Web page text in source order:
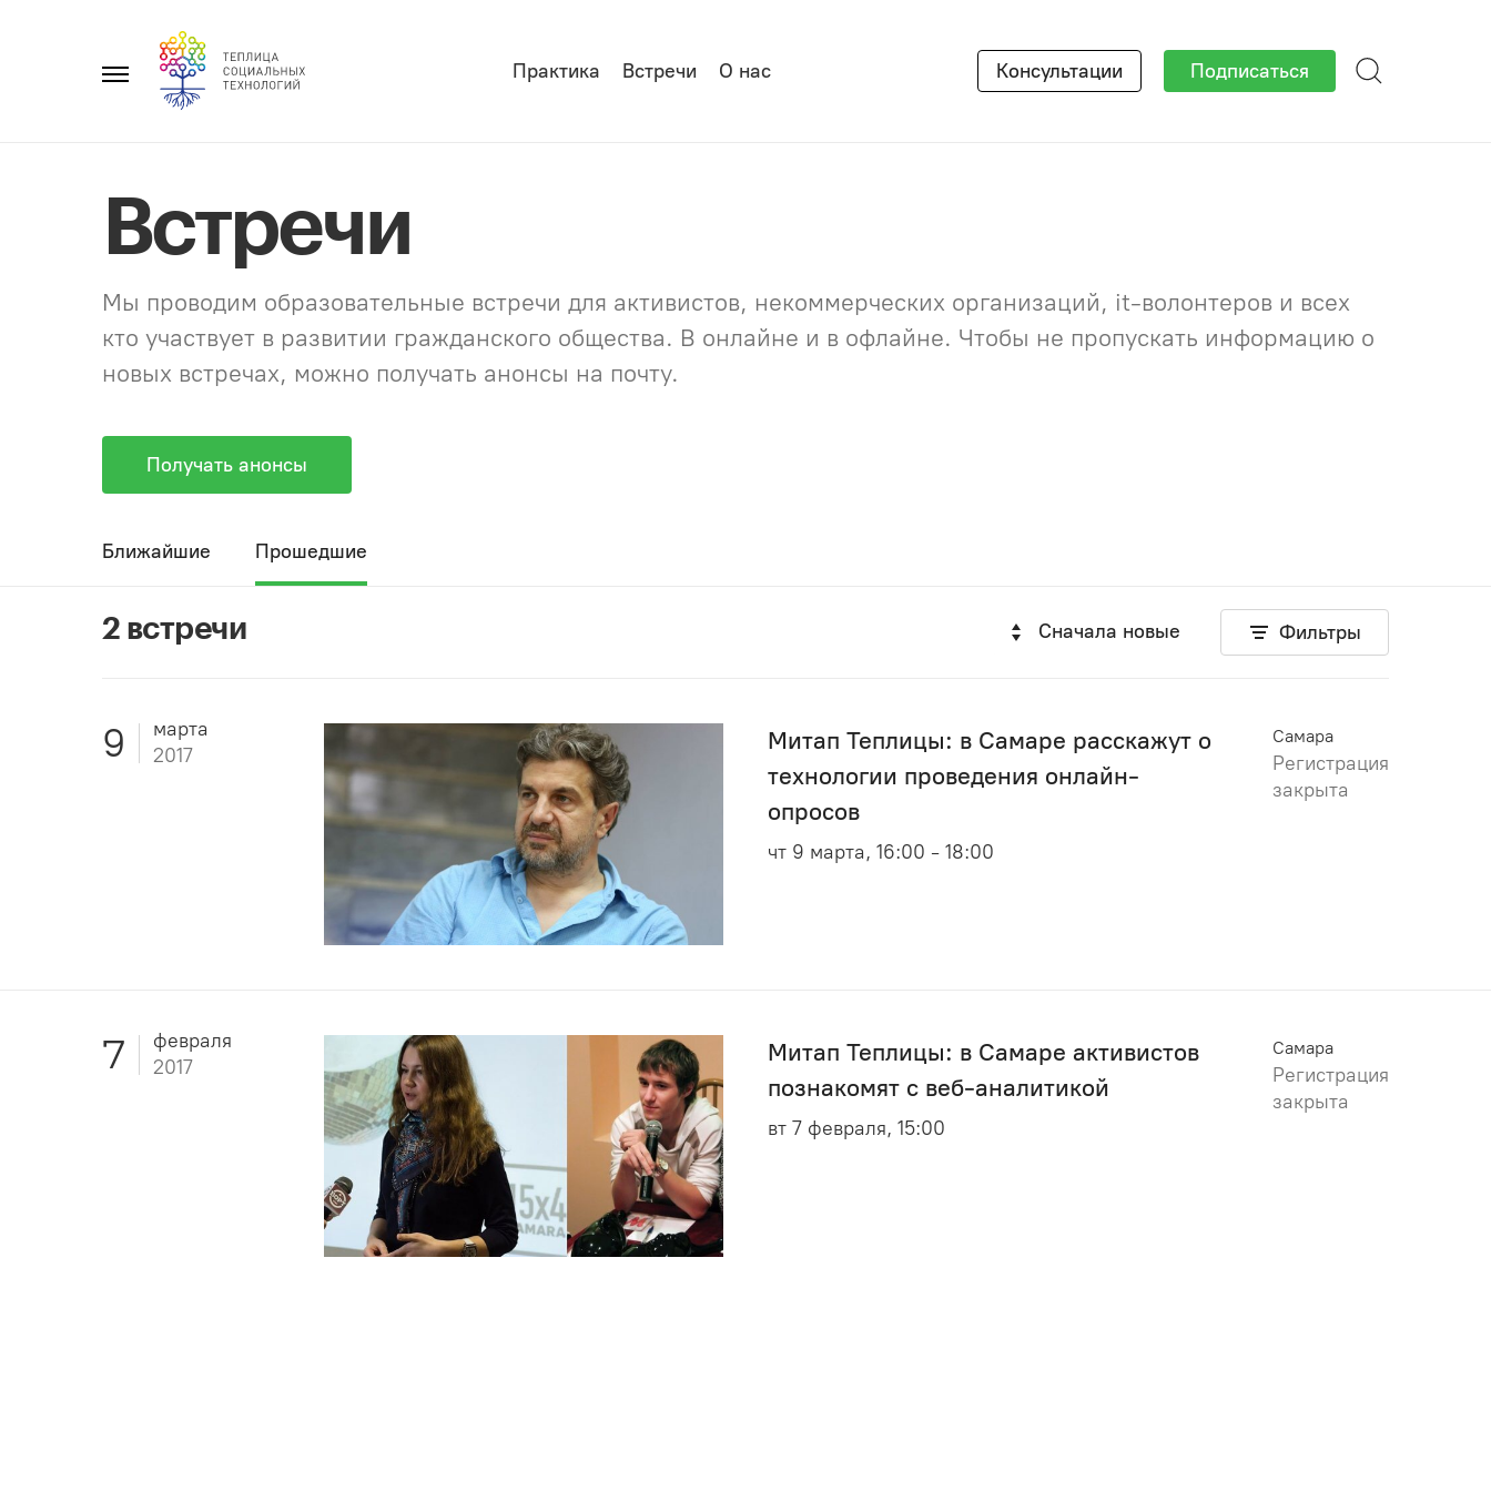
Главное
Практика Встречи О нас Консультации Подписаться
Встречи
Мы проводим образовательные встречи для активистов, некоммерческих организаций, it-волонтеров и всех
кто участвует в развитии гражданского общества. В онлайне и в офлайне. Чтобы не пропускать информацию о
новых встречах, можно получать анонсы на почту.
Получать анонсы
Ближайшие Прошедшие
2 встречи Сначала новые Фильтры
9
марта
2017
Митап Теплицы: в Самаре расскажут о
технологии проведения онлайн-
опросов
чт 9 марта, 16:00 - 18:00
Самара
Регистрация
закрыта
7
февраля
2017
Митап Теплицы: в Самаре активистов
познакомят с веб-аналитикой
вт 7 февраля, 15:00
Самара
Регистрация
закрыта